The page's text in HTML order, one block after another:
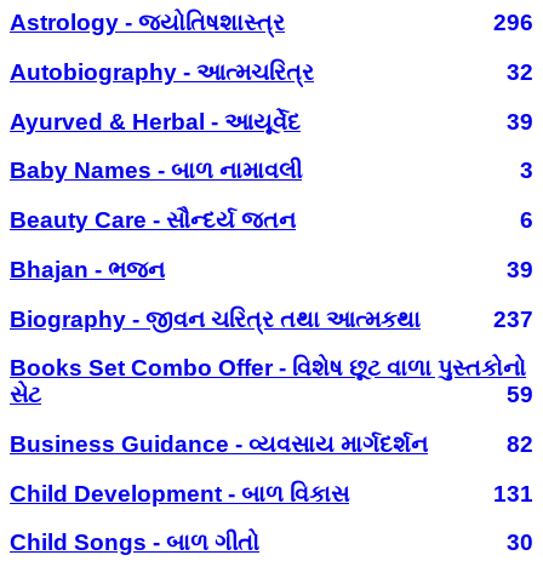
Astrology - જ્યોતિષશાસ્ત્ર
296
Autobiography - આત્મચરિત્ર
32
Ayurved & Herbal - આયૂર્વેદ
39
Baby Names - બાળ નામાવલી
3
Beauty Care - સૌન્દર્ય જતન
6
Bhajan - ભજન
39
Biography - જીવન ચરિત્ર તથા આત્મકથા
237
Books Set Combo Offer - વિશેષ છૂટ વાળા પુસ્તકોનો
સેટ
59
Business Guidance - વ્યવસાય માર્ગદર્શન
82
Child Development - બાળ વિકાસ
131
Child Songs - બાળ ગીતો
30